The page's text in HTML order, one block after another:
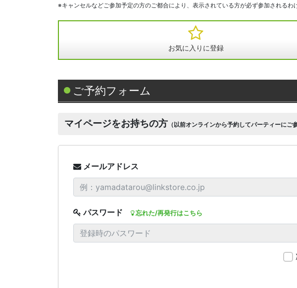
※キャンセルなどご参加予定の方のご都合により、表示されている方が必ず参加されるわ
お気に入りに登録
ご予約フォーム
マイページをお持ちの方 （以前オンラインから予約してパーティーにご
メールアドレス
パスワード 忘れた/再発行はこちら